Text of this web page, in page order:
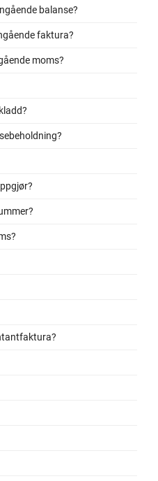
balanse?
faktura?
moms?